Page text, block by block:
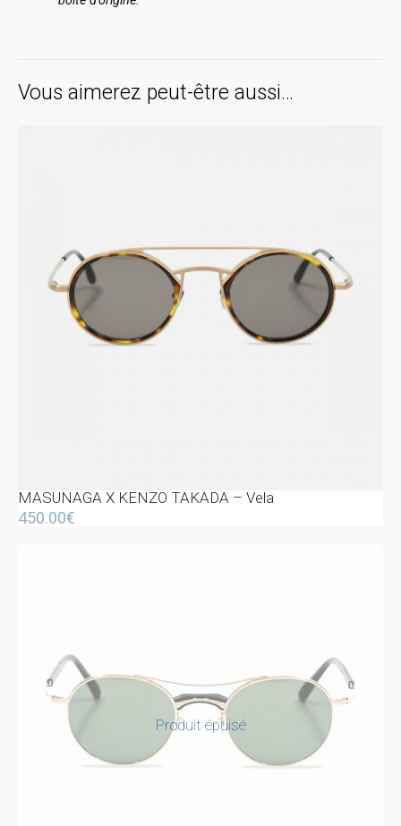
Vous aimerez peut-être aussi…
MASUNAGA X KENZO TAKADA – Vela
450.00€
Produit épuisé